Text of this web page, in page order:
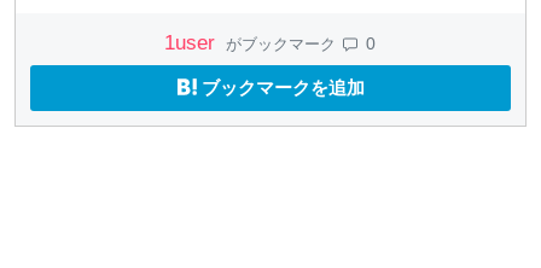
1user がブックマーク 0
ブックマークを追加